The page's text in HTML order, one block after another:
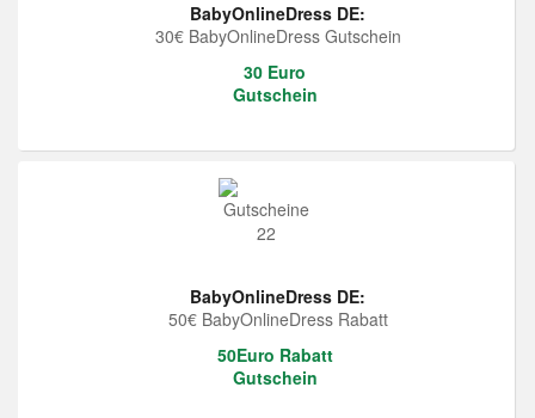
BabyOnlineDress DE:
30€ BabyOnlineDress Gutschein
30 Euro
Gutschein
BabyOnlineDress DE:
50€ BabyOnlineDress Rabatt
50Euro Rabatt
Gutschein